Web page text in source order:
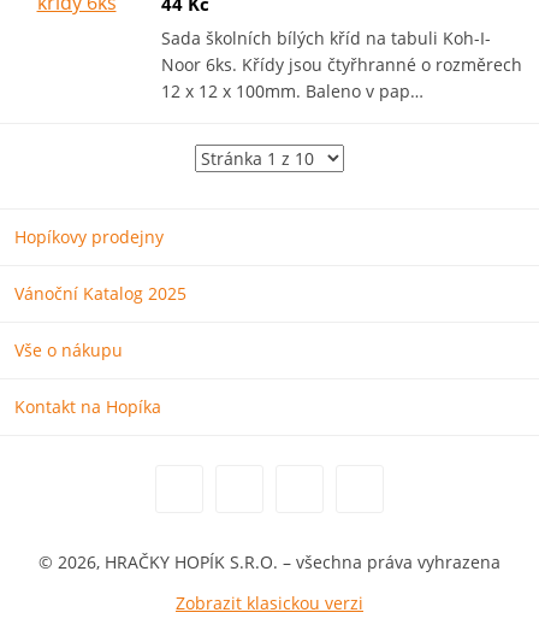
Sada školních bílých kříd na tabuli Koh-I-
Noor 6ks. Křídy jsou čtyřhranné o rozměrech
12 x 12 x 100mm. Baleno v pap…
Hopíkovy prodejny
Vánoční Katalog 2025
Vše o nákupu
Kontakt na Hopíka
© 2026, HRAČKY HOPÍK S.R.O. – všechna práva vyhrazena
Zobrazit klasickou verzi